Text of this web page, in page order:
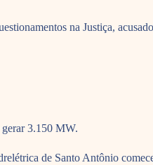
na Justiça,
gerar 3.150 MW.
de Santo Antônio